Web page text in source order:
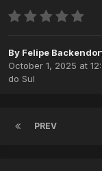
By Felipe
October 1, 2025 at
do Sul
PREV